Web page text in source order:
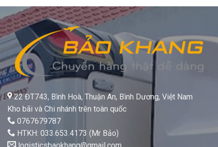
22 ĐT743, Bình Hoà, Thuận An, Bình Dương, Việt Nam
Kho bãi và Chi nhánh trên toàn quốc
0767679787
HTKH: 033.653.4173 (Mr Bảo)